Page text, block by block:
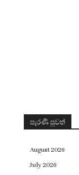
පැරණි පුවත්
August 2026
July 2026